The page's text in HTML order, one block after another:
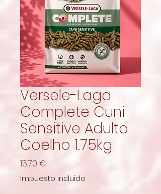
Versele-Laga
Complete Cuni
Sensitive Adulto
Coelho 1.75kg
15,70 €
Impuesto incluido